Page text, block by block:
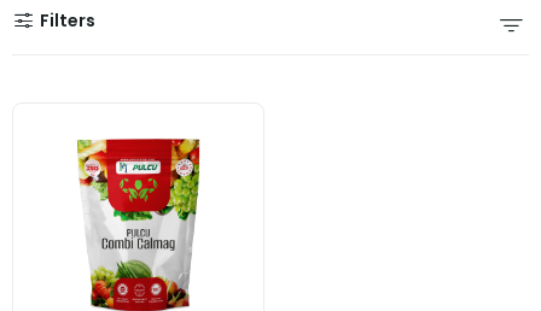
Filters